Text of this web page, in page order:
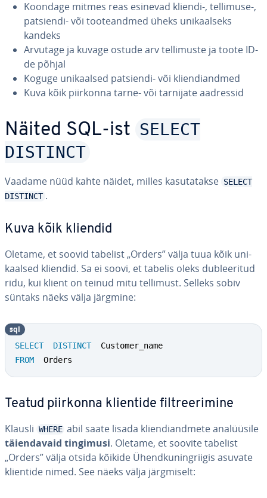
Koondage mitmes reas esinevad kliendi-, tellimuse-,
patsiendi- või too­te­and­med üheks uni­kaal­seks
kandeks
Arvutage ja kuvage ostude arv tel­li­muste ja toote ID-
de põhjal
Koguge uni­kaal­sed patsiendi- või klien­di­and­med
Kuva kõik piirkonna tarne- või tarnijate aadressid
Näited SQL-ist SELECT
DISTINCT
Vaadame nüüd kahte näidet, milles ka­su­ta­takse SELECT
DISTINCT .
Kuva kõik kliendid
Oletame, et soovid tabelist „Orders” välja tuua kõik uni­
kaal­sed kliendid. Sa ei soovi, et tabelis oleks dub­lee­ri­tud
ridu, kui klient on teinud mitu tellimust. Selleks sobiv
süntaks näeks välja järgmine:
SELECT DISTINCT
FROM
  Orders
sql
Teatud piirkonna klientide filt­ree­ri­mine
Klausli WHERE abil saate lisada klien­di­and­mete ana­lüü­sile
täien­da­vaid tingimusi. Oletame, et soovite tabelist
„Orders” välja otsida kõikide Ühend­ku­ning­rii­gis asuvate
klientide nimed. See näeks välja järg­mi­selt: